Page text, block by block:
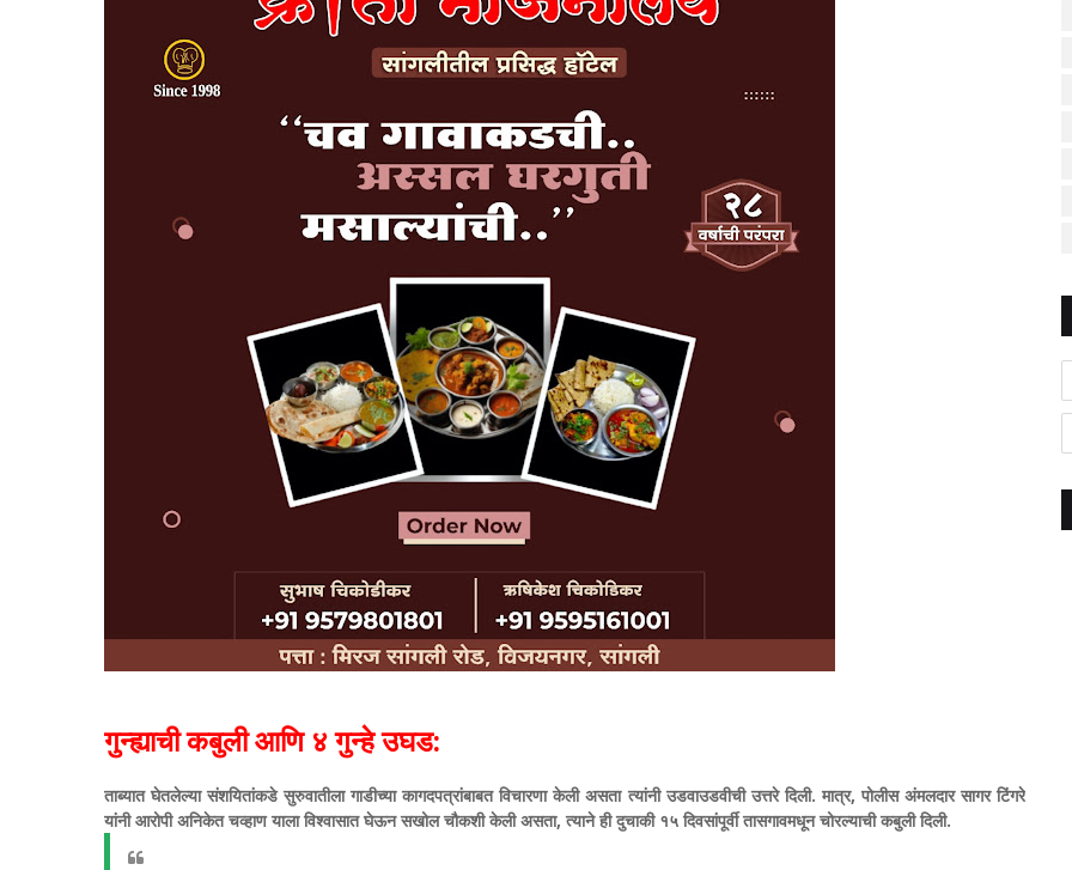
गुन्ह्याची कबुली आणि ४ गुन्हे उघड:
​ताब्यात घेतलेल्या संशयितांकडे सुरुवातीला गाडीच्या कागदपत्रांबाबत विचारणा केली असता त्यांनी उडवाउडवीची उत्तरे दिली. मात्र, पोलीस अंमलदार सागर टिंगरे
यांनी आरोपी अनिकेत चव्हाण याला विश्वासात घेऊन सखोल चौकशी केली असता, त्याने ही दुचाकी १५ दिवसांपूर्वी तासगावमधून चोरल्याची कबुली दिली.